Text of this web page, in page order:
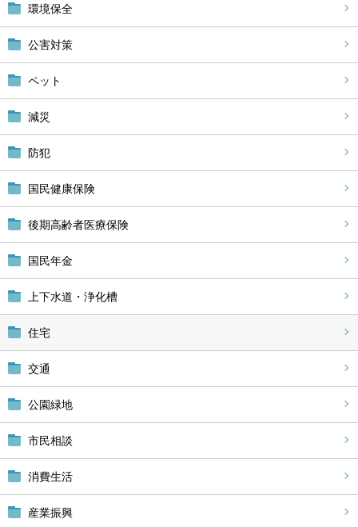
環境保全
公害対策
ペット
減災
防犯
国民健康保険
後期高齢者医療保険
国民年金
上下水道・浄化槽
住宅
交通
公園緑地
市民相談
消費生活
産業振興